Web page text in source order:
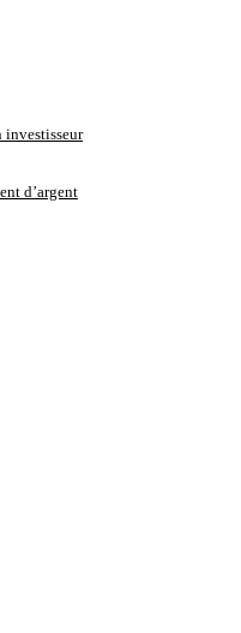
investisseur
d’argent